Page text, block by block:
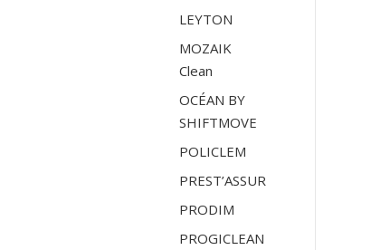
LEYTON
MOZAIK
Clean
OCÉAN BY
SHIFTMOVE
POLICLEM
PREST’ASSUR
PRODIM
PROGICLEAN